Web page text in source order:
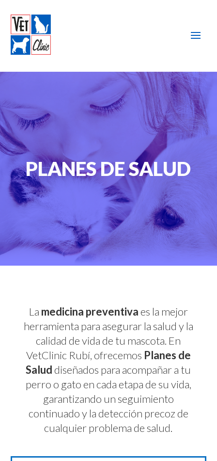
PLANES DE SALUD
La medicina preventiva es la mejor
herramienta para asegurar la salud y la
calidad de vida de tu mascota. En
VetClinic Rubí, ofrecemos Planes de
Salud diseñados para acompañar a tu
perro o gato en cada etapa de su vida,
garantizando un seguimiento
continuado y la detección precoz de
cualquier problema de salud.